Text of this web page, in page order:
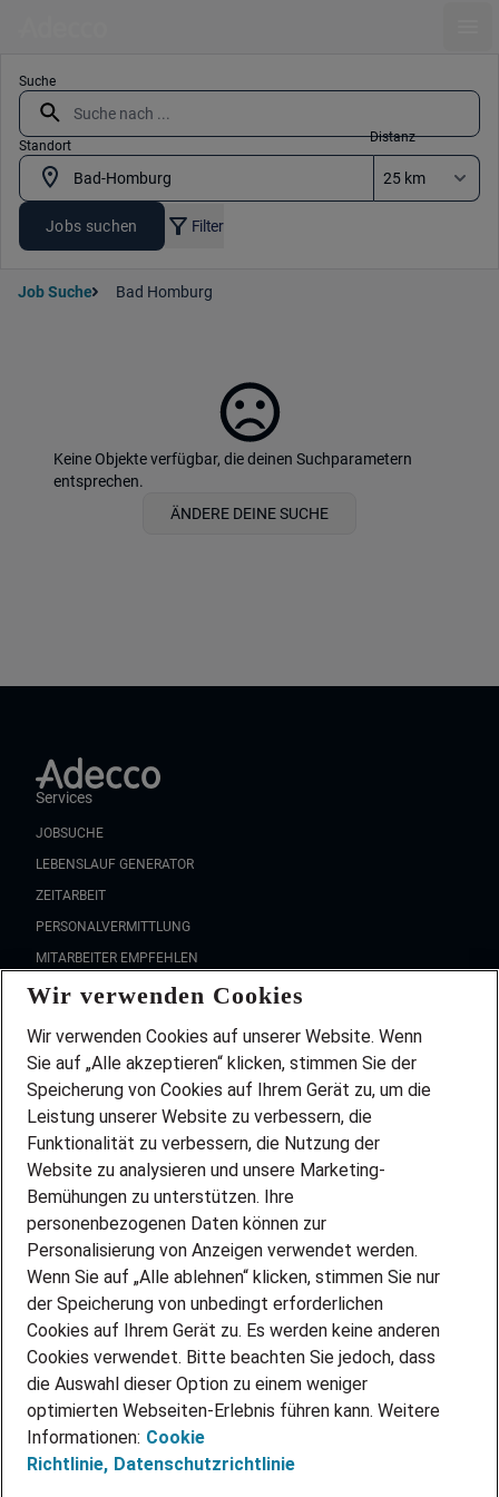
Suche
Standort
Distanz
Jobs suchen Filter
Job Suche Bad Homburg
Keine Objekte verfügbar, die deinen Suchparametern
entsprechen.
ÄNDERE DEINE SUCHE
Services
JOBSUCHE
LEBENSLAUF GENERATOR
ZEITARBEIT
PERSONALVERMITTLUNG
MITARBEITER EMPFEHLEN
FAQ
Wir stellen ein!
DEINE BERUFSGRUPPE
DEINE LEBENSSITUATION
PARTNERSHIP WITH AIRBUS
INITIATIV BEWERBEN
ÜBER UNS
STANDORTE
BLOG
PRESSE
KONTAKT
@Adecco 2026
IMPRESSUM
DATENSCHUTZ
Wir verwenden Cookies
Wir verwenden Cookies auf unserer Website. Wenn
Sie auf „Alle akzeptieren“ klicken, stimmen Sie der
Speicherung von Cookies auf Ihrem Gerät zu, um die
Leistung unserer Website zu verbessern, die
Funktionalität zu verbessern, die Nutzung der
Website zu analysieren und unsere Marketing-
Bemühungen zu unterstützen. Ihre
personenbezogenen Daten können zur
Personalisierung von Anzeigen verwendet werden.
Wenn Sie auf „Alle ablehnen“ klicken, stimmen Sie nur
der Speicherung von unbedingt erforderlichen
Cookies auf Ihrem Gerät zu. Es werden keine anderen
Cookies verwendet. Bitte beachten Sie jedoch, dass
die Auswahl dieser Option zu einem weniger
optimierten Webseiten-Erlebnis führen kann. Weitere
Informationen: Cookie
Richtlinie, Datenschutzrichtlinie